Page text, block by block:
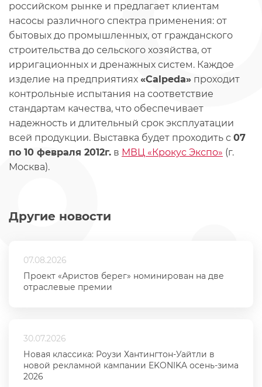
Другие новости
07.08.2026
Проект «Аристов берег» номинирован на две
отраслевые премии
30.07.2026
Новая классика: Роузи Хантингтон-Уайтли в
новой рекламной кампании EKONIKA осень-зима
2026
российском рынке и предлагает клиентам
насосы различного спектра применения: от
бытовых до промышленных, от гражданского
строительства до сельского хозяйства, от
ирригационных и дренажных систем. Каждое
изделие на предприятиях «Calpeda» проходит
контрольные испытания на соответствие
стандартам качества, что обеспечивает
надежность и длительный срок эксплуатации
всей продукции. Выставка будет проходить с 07
по 10 февраля 2012г. в МВЦ «Крокус Экспо» (г.
Москва).